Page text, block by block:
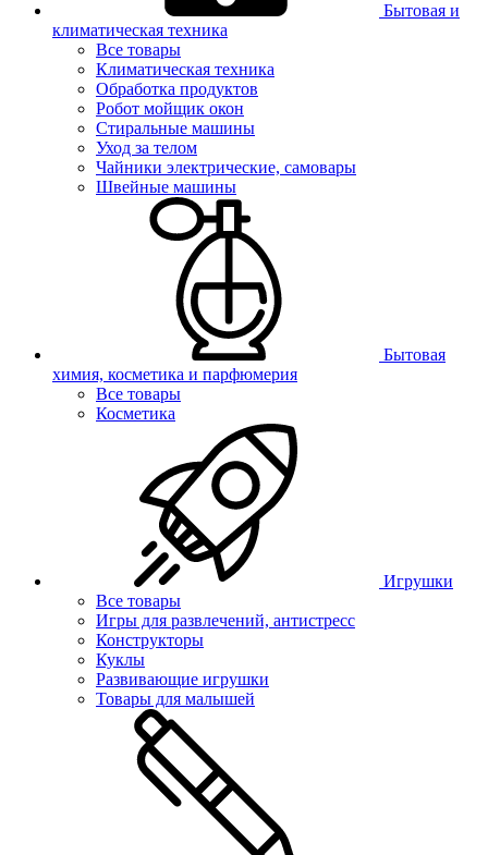
Бытовая и
климатическая техника
Все товары
Климатическая техника
Обработка продуктов
Робот мойщик окон
Стиральные машины
Уход за телом
Чайники электрические, самовары
Швейные машины
Бытовая
химия, косметика и парфюмерия
Все товары
Косметика
Игрушки
Все товары
Игры для развлечений, антистресс
Конструкторы
Куклы
Развивающие игрушки
Товары для малышей